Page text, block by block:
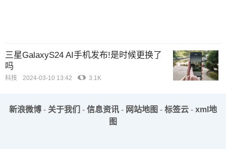
三星GalaxyS24 AI手机发布!是时候更换了
吗
科技 2024-03-10 13:42 3.1K
新浪微博 - 关于我们 - 信息资讯 - 网站地图 - 标签云 - xml地
图